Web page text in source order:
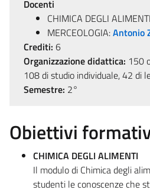
Docenti
CHIMICA DEGLI
MERCEOLOGIA:Antonio
Crediti: 6
Organizzazione didattica: 150
108 di studio individuale, 42 di
Semestre: 2°
Obiettivi
CHIMICA DEGLI ALIMENTI
Il modulo di Chimica degli
studenti le conoscenze che